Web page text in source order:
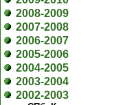
2008-2009
2007-2008
2006-2007
2005-2006
2004-2005
2003-2004
2002-2003